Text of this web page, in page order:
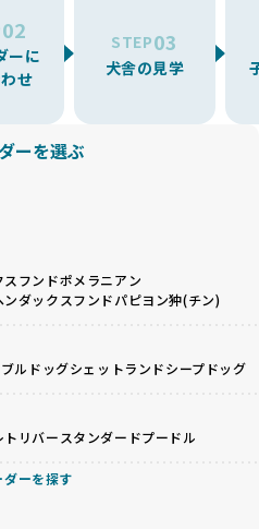
ルウェルフェアを最優先に考
基準を設定しています。これに
6項目を必須条件とし、これら
グを確保しています。
成、遺伝子検査、食事や運動
配慮した飼育環境が整ってい
準を設けています。これによ
ブリーダーだけを厳選してい
います。
拠するだけでなく、ワンち
より、ユーザーの皆さんに安
います。
に優しい18の評価基準」は
スクが高まります。
こちら
スクが伴います。異なる犬種
い健康問題が発生する可能性
る場合があります。また、ミ
ることも少なくありません。
ために、ミックス犬の繁殖を
らすリスクを理解し、飼い主
ローを確保できる範囲での繁
行や需要に応じて安易にミッ
い主への配慮が不十分なこと
よっては、チワワ×ハスキー
配を行うこともあります。
詳細はこちら
ションは、流通過程でワンち
たり、狭いケージに閉じ込め
02
ーに
せ
STEP03
犬舎の見学
ーを選ぶ
スフンドポメラニアン
ンダックスフンドパピヨン狆(チン)
ブルドッグシェットランドシープドッグ
リバー スタンダードプードル
ーを探す